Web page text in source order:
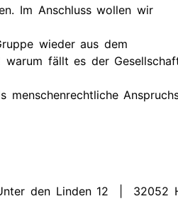
Im Anschluss wollen wir
wieder aus dem
warum fällt es der
menschenrechtliche
den Linden 12 | 32052